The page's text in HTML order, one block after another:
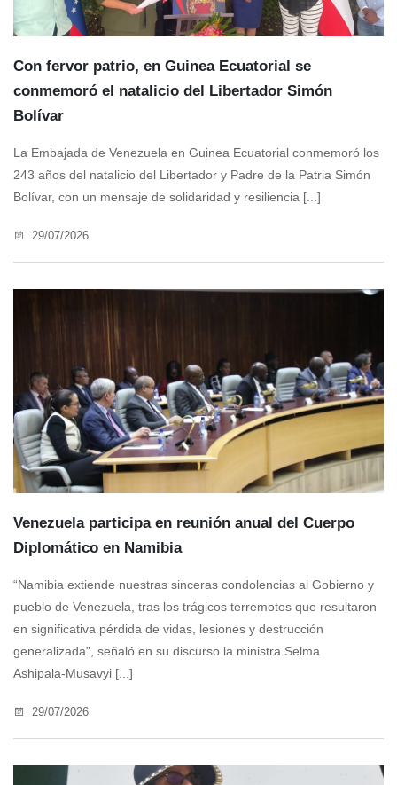
Con fervor patrio, en Guinea Ecuatorial se
conmemoró el natalicio del Libertador Simón
Bolívar
La Embajada de Venezuela en Guinea Ecuatorial conmemoró los
243 años del natalicio del Libertador y Padre de la Patria Simón
Bolívar, con un mensaje de solidaridad y resiliencia [...]
29/07/2026
Venezuela participa en reunión anual del Cuerpo
Diplomático en Namibia
“Namibia extiende nuestras sinceras condolencias al Gobierno y
pueblo de Venezuela, tras los trágicos terremotos que resultaron
en significativa pérdida de vidas, lesiones y destrucción
generalizada”, señaló en su discurso la ministra Selma
Ashipala‑Musavyi [...]
29/07/2026